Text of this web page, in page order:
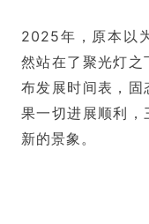
2025年，原本以
然站在了聚光灯之
布发展时间表，固
果一切进展顺利，
新的景象。